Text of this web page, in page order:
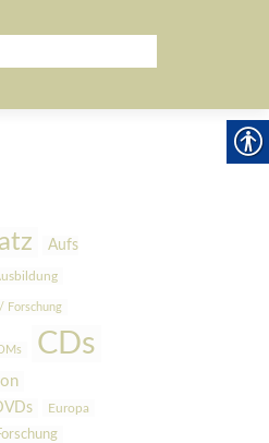
Aufs
Forschung
CDs
Europa